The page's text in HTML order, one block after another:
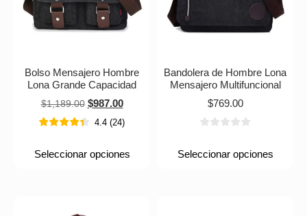
Bolso Mensajero Hombre
Lona Grande Capacidad
$1,189.00 $987.00
4.4 (24)
Seleccionar opciones
Bandolera de Hombre Lona
Mensajero Multifuncional
$769.00
Seleccionar opciones